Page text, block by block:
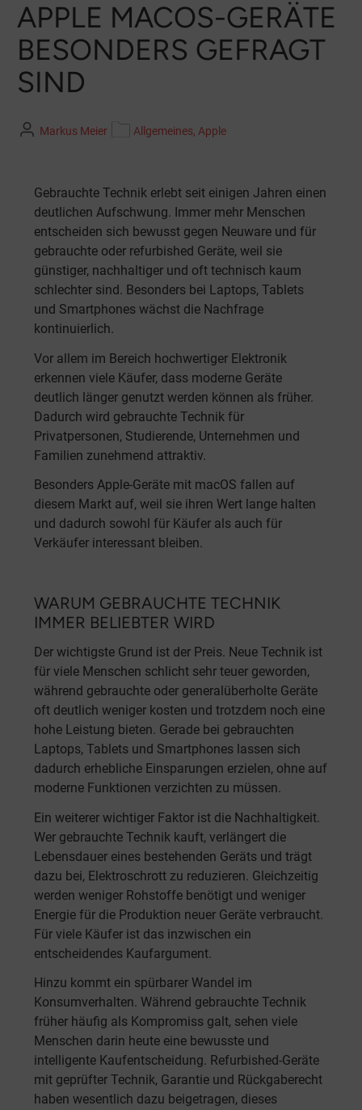
APPLE MACOS-GERÄTE
BESONDERS GEFRAGT
SIND
Markus Meier Allgemeines, Apple
Gebrauchte Technik erlebt seit einigen Jahren einen
deutlichen Aufschwung. Immer mehr Menschen
entscheiden sich bewusst gegen Neuware und für
gebrauchte oder refurbished Geräte, weil sie
günstiger, nachhaltiger und oft technisch kaum
schlechter sind. Besonders bei Laptops, Tablets
und Smartphones wächst die Nachfrage
kontinuierlich.
Vor allem im Bereich hochwertiger Elektronik
erkennen viele Käufer, dass moderne Geräte
deutlich länger genutzt werden können als früher.
Dadurch wird gebrauchte Technik für
Privatpersonen, Studierende, Unternehmen und
Familien zunehmend attraktiv.
Besonders Apple-Geräte mit macOS fallen auf
diesem Markt auf, weil sie ihren Wert lange halten
und dadurch sowohl für Käufer als auch für
Verkäufer interessant bleiben.
WARUM GEBRAUCHTE TECHNIK
IMMER BELIEBTER WIRD
Der wichtigste Grund ist der Preis. Neue Technik ist
für viele Menschen schlicht sehr teuer geworden,
während gebrauchte oder generalüberholte Geräte
oft deutlich weniger kosten und trotzdem noch eine
hohe Leistung bieten. Gerade bei gebrauchten
Laptops, Tablets und Smartphones lassen sich
dadurch erhebliche Einsparungen erzielen, ohne auf
moderne Funktionen verzichten zu müssen.
Ein weiterer wichtiger Faktor ist die Nachhaltigkeit.
Wer gebrauchte Technik kauft, verlängert die
Lebensdauer eines bestehenden Geräts und trägt
dazu bei, Elektroschrott zu reduzieren. Gleichzeitig
werden weniger Rohstoffe benötigt und weniger
Energie für die Produktion neuer Geräte verbraucht.
Für viele Käufer ist das inzwischen ein
entscheidendes Kaufargument.
Hinzu kommt ein spürbarer Wandel im
Konsumverhalten. Während gebrauchte Technik
früher häufig als Kompromiss galt, sehen viele
Menschen darin heute eine bewusste und
intelligente Kaufentscheidung. Refurbished-Geräte
mit geprüfter Technik, Garantie und Rückgaberecht
haben wesentlich dazu beigetragen, dieses